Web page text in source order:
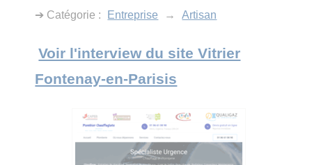
➔ Catégorie : Entreprise → Artisan
Voir l'interview du site Vitrier
Fontenay-en-Parisis